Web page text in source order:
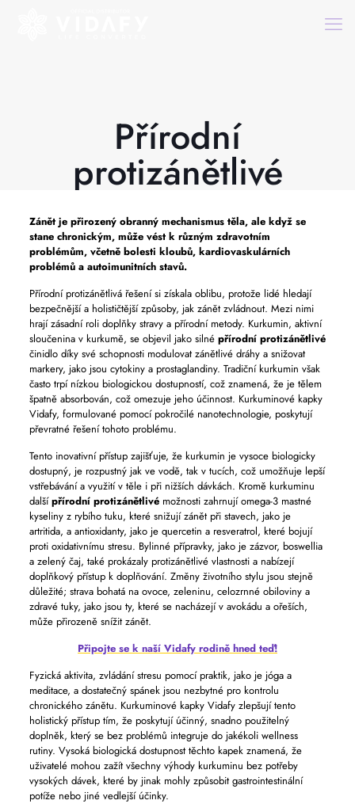
Přírodní
protizánětlivé
Zánět je přirozený obranný mechanismus těla, ale když se
stane chronickým, může vést k různým zdravotním
problémům, včetně bolesti kloubů, kardiovaskulárních
problémů a autoimunitních stavů.
Přírodní protizánětlivá řešení si získala oblibu, protože lidé hledají
bezpečnější a holističtější způsoby, jak zánět zvládnout. Mezi nimi
hrají zásadní roli doplňky stravy a přírodní metody. Kurkumin, aktivní
sloučenina v kurkumě, se objevil jako silné přírodní protizánětlivé
činidlo díky své schopnosti modulovat zánětlivé dráhy a snižovat
markery, jako jsou cytokiny a prostaglandiny. Tradiční kurkumin však
často trpí nízkou biologickou dostupností, což znamená, že je tělem
špatně absorbován, což omezuje jeho účinnost. Kurkuminové kapky
Vidafy, formulované pomocí pokročilé nanotechnologie, poskytují
převratné řešení tohoto problému.
Tento inovativní přístup zajišťuje, že kurkumin je vysoce biologicky
dostupný, je rozpustný jak ve vodě, tak v tucích, což umožňuje lepší
vstřebávání a využití v těle i při nižších dávkách. Kromě kurkuminu
dalšípřírodní protizánětlivémožnosti zahrnují omega-3 mastné
kyseliny z rybího tuku, které snižují zánět při stavech, jako je
artritida, a antioxidanty, jako je quercetin a resveratrol, které bojují
proti oxidativnímu stresu. Bylinné přípravky, jako je zázvor, boswellia
a zelený čaj, také prokázaly protizánětlivé vlastnosti a nabízejí
doplňkový přístup k doplňování. Změny životního stylu jsou stejně
důležité; strava bohatá na ovoce, zeleninu, celozrnné obiloviny a
zdravé tuky, jako jsou ty, které se nacházejí v avokádu a ořeších,
může přirozeně snížit zánět.
Připojte se k naší Vidafy rodině hned teď!
Fyzická aktivita, zvládání stresu pomocí praktik, jako je jóga a
meditace, a dostatečný spánek jsou nezbytné pro kontrolu
chronického zánětu. Kurkuminové kapky Vidafy zlepšují tento
holistický přístup tím, že poskytují účinný, snadno použitelný
doplněk, který se bez problémů integruje do jakékoli wellness
rutiny. Vysoká biologická dostupnost těchto kapek znamená, že
uživatelé mohou zažít všechny výhody kurkuminu bez potřeby
vysokých dávek, které by jinak mohly způsobit gastrointestinální
potíže nebo jiné vedlejší účinky.